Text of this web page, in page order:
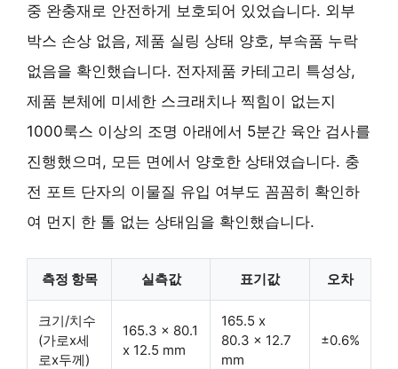
중 완충재로 안전하게 보호되어 있었습니다. 외부
박스 손상 없음, 제품 실링 상태 양호, 부속품 누락
없음을 확인했습니다. 전자제품 카테고리 특성상,
제품 본체에 미세한 스크래치나 찍힘이 없는지
1000룩스 이상의 조명 아래에서 5분간 육안 검사를
진행했으며, 모든 면에서 양호한 상태였습니다. 충
전 포트 단자의 이물질 유입 여부도 꼼꼼히 확인하
여 먼지 한 톨 없는 상태임을 확인했습니다.
측정 항목 실측값 표기값 오차
크기/치수
(가로x세
로x두께)
165.3 x 80.1
x 12.5 mm
165.5 x
80.3 x 12.7
mm
±0.6%